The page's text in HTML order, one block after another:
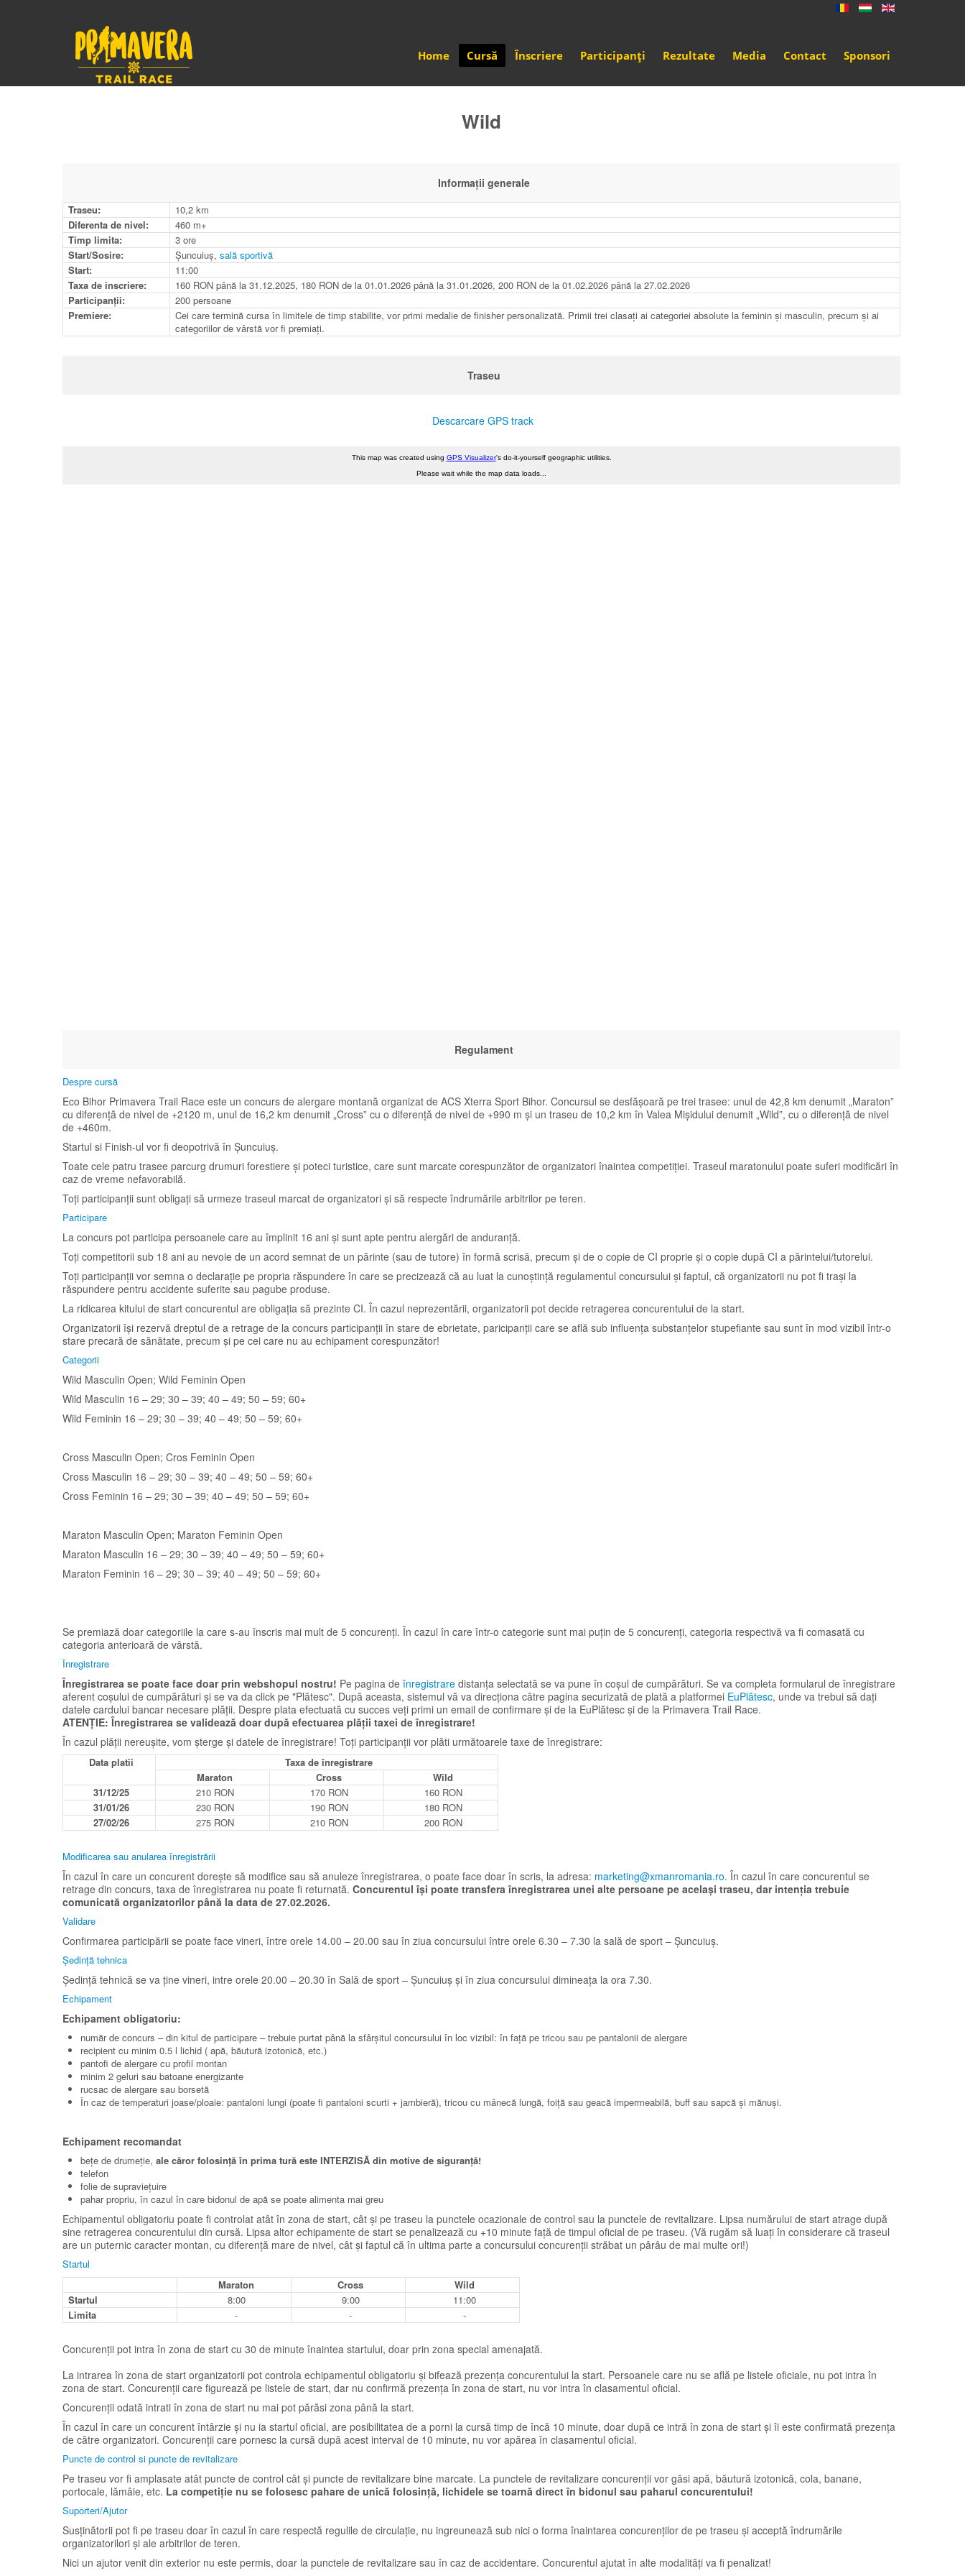
Home Cursă Înscriere Participanți Rezultate Media Contact Sponsori
Wild
Informaţii generale
Traseu:
10,2 km
Diferenta de nivel:
460 m+
Timp limita:
3 ore
Start/Sosire:
Șuncuiuș, sală sportivă
Start:
11:00
Taxa de inscriere:
160 RON până la 31.12.2025, 180 RON de la 01.01.2026 până la 31.01.2026, 200 RON de la 01.02.2026 până la 27.02.2026
Participanții:
200 persoane
Premiere:
Cei care termină cursa în limitele de timp stabilite, vor primi medalie de finisher personalizată. Primii trei clasați ai categoriei absolute la feminin și masculin, precum și ai
categoriilor de vârstă vor fi premiați.
Traseu
Descarcare GPS track
Regulament
Despre cursă
Eco Bihor Primavera Trail Race este un concurs de alergare montană organizat de ACS Xterra Sport Bihor. Concursul se desfășoară pe trei trasee: unul de 42,8 km denumit „Maraton”
cu diferență de nivel de +2120 m, unul de 16,2 km denumit „Cross” cu o diferență de nivel de +990 m și un traseu de 10,2 km în Valea Mișidului denumit „Wild”, cu o diferență de nivel
de +460m.
Startul si Finish-ul vor fi deopotrivă în Șuncuiuș.
Toate cele patru trasee parcurg drumuri forestiere și poteci turistice, care sunt marcate corespunzător de organizatori înaintea competiției. Traseul maratonului poate suferi modificări în
caz de vreme nefavorabilă.
Toți participanții sunt obligați să urmeze traseul marcat de organizatori și să respecte îndrumările arbitrilor pe teren.
Participare
La concurs pot participa persoanele care au împlinit 16 ani și sunt apte pentru alergări de anduranță.
Toți competitorii sub 18 ani au nevoie de un acord semnat de un părinte (sau de tutore) în formă scrisă, precum și de o copie de CI proprie și o copie după CI a părintelui/tutorelui.
Toți participanții vor semna o declarație pe propria răspundere în care se precizează că au luat la cunoștință regulamentul concursului și faptul, că organizatorii nu pot fi trași la
răspundere pentru accidente suferite sau pagube produse.
La ridicarea kitului de start concurentul are obligația să prezinte CI. În cazul neprezentării, organizatorii pot decide retragerea concurentului de la start.
Organizatorii își rezervă dreptul de a retrage de la concurs participanții în stare de ebrietate, paricipanții care se află sub influența substanțelor stupefiante sau sunt în mod vizibil într-o
stare precară de sănătate, precum și pe cei care nu au echipament corespunzător!
Categorii
Wild Masculin Open; Wild Feminin Open
Wild Masculin 16 – 29; 30 – 39; 40 – 49; 50 – 59; 60+
Wild Feminin 16 – 29; 30 – 39; 40 – 49; 50 – 59; 60+
Cross Masculin Open; Cros Feminin Open
Cross Masculin 16 – 29; 30 – 39; 40 – 49; 50 – 59; 60+
Cross Feminin 16 – 29; 30 – 39; 40 – 49; 50 – 59; 60+
Maraton Masculin Open; Maraton Feminin Open
Maraton Masculin 16 – 29; 30 – 39; 40 – 49; 50 – 59; 60+
Maraton Feminin 16 – 29; 30 – 39; 40 – 49; 50 – 59; 60+
Se premiază doar categoriile la care s-au înscris mai mult de 5 concurenți. În cazul în care într-o categorie sunt mai puțin de 5 concurenți, categoria respectivă va fi comasată cu
categoria anterioară de vârstă.
Înregistrare
Înregistrarea se poate face doar prin webshopul nostru! Pe pagina de înregistrare distanța selectată se va pune în coșul de cumpărături. Se va completa formularul de înregistrare
aferent coșului de cumpărături și se va da click pe "Plătesc". După aceasta, sistemul vă va direcționa către pagina securizată de plată a platformei EuPlătesc, unde va trebui să dați
datele cardului bancar necesare plății. Despre plata efectuată cu succes veți primi un email de confirmare și de la EuPlătesc și de la Primavera Trail Race.
ATENȚIE: Înregistrarea se validează doar după efectuarea plății taxei de înregistrare!
În cazul plății nereușite, vom șterge și datele de înregistrare! Toți participanții vor plăti următoarele taxe de înregistrare:
Data platii
Taxa de înregistrare
Maraton
Cross
Wild
31/12/25
210 RON 170 RON
160 RON
31/01/26
230 RON 190 RON
180 RON
27/02/26
275 RON 210 RON 200 RON
Modificarea sau anularea înregistrării
În cazul în care un concurent dorește să modifice sau să anuleze înregistrarea, o poate face doar în scris, la adresa: marketing@xmanromania.ro. În cazul în care concurentul se
retrage din concurs, taxa de înregistrarea nu poate fi returnată. Concurentul își poate transfera înregistrarea unei alte persoane pe același traseu, dar intenția trebuie
comunicată organizatorilor până la data de 27.02.2026.
Validare
Confirmarea participării se poate face vineri, între orele 14.00 – 20.00 sau în ziua concursului între orele 6.30 – 7.30 la sală de sport – Șuncuiuș.
Ședință tehnica
Ședință tehnică se va ține vineri, intre orele 20.00 – 20.30 în Sală de sport – Șuncuiuș și în ziua concursului dimineața la ora 7.30.
Echipament
Echipament obligatoriu:
număr de concurs – din kitul de participare – trebuie purtat până la sfârșitul concursului în loc vizibil: în față pe tricou sau pe pantalonii de alergare
recipient cu minim 0.5 l lichid ( apă, băutură izotonică, etc.)
pantofi de alergare cu profil montan
minim 2 geluri sau batoane energizante
rucsac de alergare sau borsetă
În caz de temperaturi joase/ploaie: pantaloni lungi (poate fi pantaloni scurti + jambieră), tricou cu mânecă lungă, foiță sau geacă impermeabilă, buff sau sapcă și mănuși.
Echipament recomandat
bețe de drumeție, ale căror folosință în prima tură este INTERZISĂ din motive de siguranță!
telefon
folie de supraviețuire
pahar propriu, în cazul în care bidonul de apă se poate alimenta mai greu
Echipamentul obligatoriu poate fi controlat atât în zona de start, cât și pe traseu la punctele ocazionale de control sau la punctele de revitalizare. Lipsa numărului de start atrage după
sine retragerea concurentului din cursă. Lipsa altor echipamente de start se penalizează cu +10 minute față de timpul oficial de pe traseu. (Vă rugăm să luați în considerare că traseul
are un puternic caracter montan, cu diferență mare de nivel, cât și faptul că în ultima parte a concursului concurenții străbat un pârâu de mai multe ori!)
Startul
Maraton
Cross
Wild
Startul
8:00 9:00
11:00
Limita
- - -
Concurenții pot intra în zona de start cu 30 de minute înaintea startului, doar prin zona special amenajată.
La intrarea în zona de start organizatorii pot controla echipamentul obligatoriu și bifează prezența concurentului la start. Persoanele care nu se află pe listele oficiale, nu pot intra în
zona de start. Concurenții care figurează pe listele de start, dar nu confirmă prezența în zona de start, nu vor intra în clasamentul oficial.
Concurenții odată intrati în zona de start nu mai pot părăsi zona până la start.
În cazul în care un concurent întârzie și nu ia startul oficial, are posibilitatea de a porni la cursă timp de încă 10 minute, doar după ce intră în zona de start și îi este confirmată prezența
de către organizatori. Concurenții care pornesc la cursă după acest interval de 10 minute, nu vor apărea în clasamentul oficial.
Puncte de control si puncte de revitalizare
Pe traseu vor fi amplasate atât puncte de control cât și puncte de revitalizare bine marcate. La punctele de revitalizare concurenții vor găsi apă, băutură izotonică, cola, banane,
portocale, lămâie, etc. La competiție nu se folosesc pahare de unică folosință, lichidele se toarnă direct în bidonul sau paharul concurentului!
Suporteri/Ajutor
Susținătorii pot fi pe traseu doar în cazul în care respectă regulile de circulație, nu ingreunează sub nici o forma înaintarea concurenților de pe traseu și acceptă îndrumările
organizatorilori și ale arbitrilor de teren.
Nici un ajutor venit din exterior nu este permis, doar la punctele de revitalizare sau în caz de accidentare. Concurentul ajutat în alte modalități va fi penalizat!